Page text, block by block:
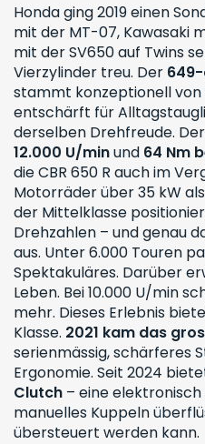
Honda ging 2019 einen
mit der MT-07, Kawasaki
mit der SV650 auf Twins
Vierzylinder treu. Der
stammt konzeptionell von
entschärft für
derselben Drehfreude.
12.000 U/minund 64 Nm
die CBR 650 R auch im
Motorräder über 35 kW
der Mittelklasse
Drehzahlen – und genau
aus. Unter 6.000 Touren
Spektakuläres. Darüber
Leben. Bei 10.000 U/min
mehr. Dieses Erlebnis
Klasse. 2021 kam das
serienmässig, schärferes
Ergonomie. Seit 2024
Clutch – eine
manuelles Kuppeln
übersteuert werden kann.